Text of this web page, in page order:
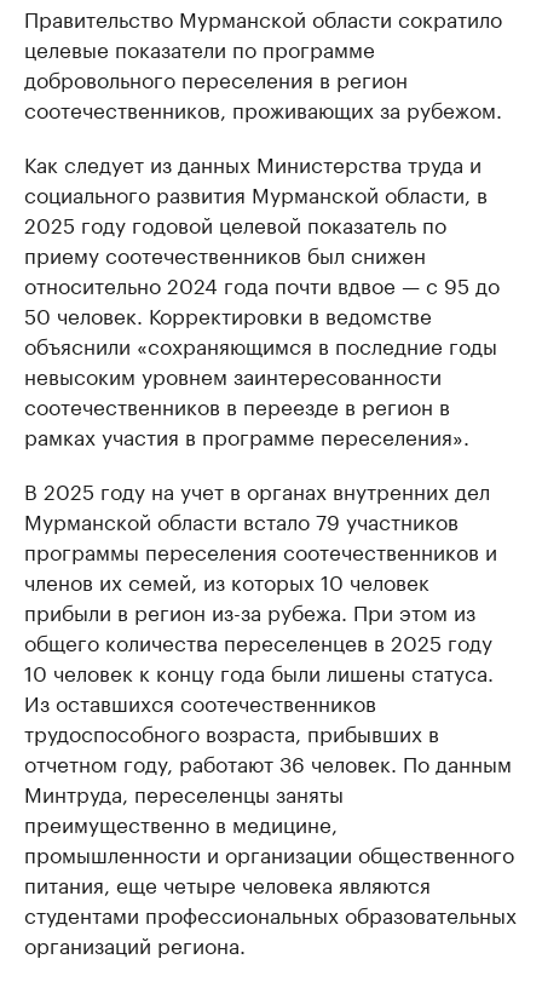
Правительство Мурманской области сократило
целевые показатели по программе
добровольного переселения в регион
соотечественников, проживающих за рубежом.
Как следует из данных Министерства труда и
социального развития Мурманской области, в
2025 году годовой целевой показатель по
приему соотечественников был снижен
относительно 2024 года почти вдвое — с 95 до
50 человек. Корректировки в ведомстве
объяснили «сохраняющимся в последние годы
невысоким уровнем заинтересованности
соотечественников в переезде в регион в
рамках участия в программе переселения».
В 2025 году на учет в органах внутренних дел
Мурманской области встало 79 участников
программы переселения соотечественников и
членов их семей, из которых 10 человек
прибыли в регион из-за рубежа. При этом из
общего количества переселенцев в 2025 году
10 человек к концу года были лишены статуса.
Из оставшихся соотечественников
трудоспособного возраста, прибывших в
отчетном году, работают 36 человек. По данным
Минтруда, переселенцы заняты
преимущественно в медицине,
промышленности и организации общественного
питания, еще четыре человека являются
студентами профессиональных образовательных
организаций региона.